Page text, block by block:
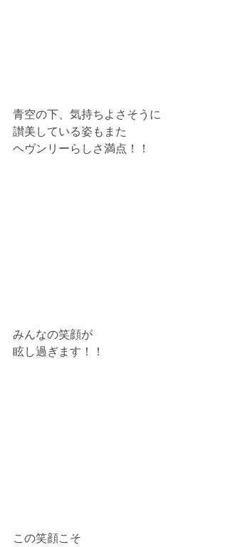
青空の下、気持ちよさそうに
讃美している姿もまた
ヘヴンリーらしさ満点！！
みんなの笑顔が
眩し過ぎます！！
この笑顔こそ